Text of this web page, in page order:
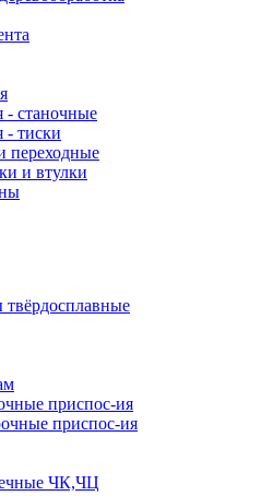
- станочные
- тиски
переходные
и втулки
приспос-ия
приспос-ия
ЧК,ЧЦ